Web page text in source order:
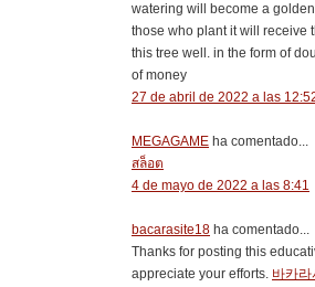
watering will become a
those who plant it will receive
this tree well. in the form of
of money
27 de abril de 2022 a las
MEGAGAME ha comentado...
สล็อต
4 de mayo de 2022 a las 8:41
bacarasite18 ha comentado...
Thanks for posting this
appreciate your efforts. 바카라